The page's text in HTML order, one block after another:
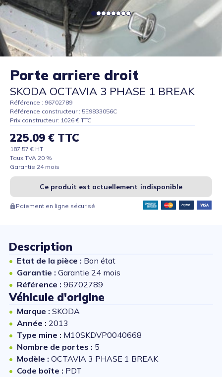
Porte arriere droit
SKODA OCTAVIA 3 PHASE 1 BREAK
Référence : 96702789
Référence constructeur : 5E9833056C
Prix constructeur: 1026 € TTC
225.09 € TTC
187.57 € HT
Taux TVA 20 %
Garantie 24 mois
Ce produit est actuellement indisponible
Paiement en ligne sécurisé
Description
Etat de la pièce : Bon état
Garantie : Garantie 24 mois
Référence : 96702789
Véhicule d'origine
Marque : SKODA
Année : 2013
Type mine : M10SKDVP0040668
Nombre de portes : 5
Modèle : OCTAVIA 3 PHASE 1 BREAK
Code boîte : PDT